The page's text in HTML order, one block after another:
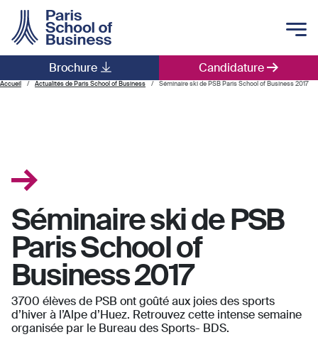
Candidature
Brochure
Main navigation
Accueil Actualités de Paris School of Business Séminaire ski de PSB Paris School of Business 2017
Séminaire ski de PSB
Paris School of
Business 2017
3700 élèves de PSB ont goûté aux joies des sports
d’hiver à l’Alpe d’Huez. Retrouvez cette intense semaine
organisée par le Bureau des Sports- BDS.